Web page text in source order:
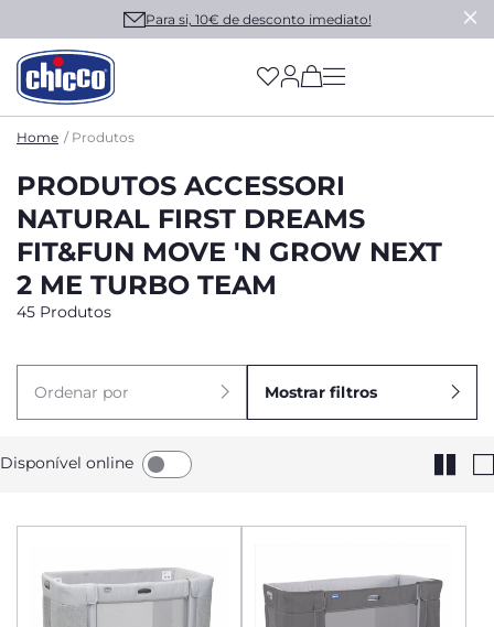
Para si, 10€ de desconto imediato!
(has more options
Home Produtos
PRODUTOS ACCESSORI
NATURAL FIRST DREAMS
FIT&FUN MOVE 'N GROW NEXT
2 ME TURBO TEAM
45 Produtos
Ordenar por Mostrar filtros
Disponível online